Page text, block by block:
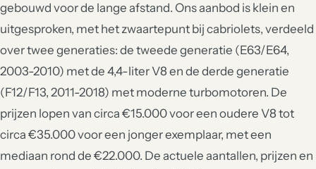
gebouwd voor de lange afstand. Ons aanbod is klein en
uitgesproken, met het zwaartepunt bij cabriolets, verdeeld
over twee generaties: de tweede generatie (E63/E64,
2003-2010) met de 4,4-liter V8 en de derde generatie
(F12/F13, 2011-2018) met moderne turbomotoren. De
prijzen lopen van circa €15.000 voor een oudere V8 tot
circa €35.000 voor een jonger exemplaar, met een
mediaan rond de €22.000. De actuele aantallen, prijzen en